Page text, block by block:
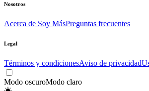
Nosotros
Acerca de Soy MásPreguntas frecuentes
Legal
Términos y condicionesAviso de privacidad
Modo oscuroModo claro